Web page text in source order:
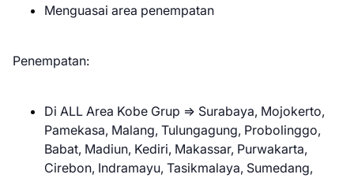
Menguasai area penempatan
Penempatan:
Di ALL Area Kobe Grup => Surabaya, Mojokerto,
Pamekasa, Malang, Tulungagung, Probolinggo,
Babat, Madiun, Kediri, Makassar, Purwakarta,
Cirebon, Indramayu, Tasikmalaya, Sumedang,